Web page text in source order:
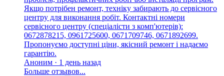
Якщо потрібен ремонт, техніку забирають до сервісного
центру для виконання робіт. Контактні номери
сервісного центру (спеціалісти з комп'ютерів):
0672878215, 0961725600, 0671709746, 0671892699.
Пропонуємо доступні ціни, якісний ремонт і надаємо
гарантію.
Аноним · 1 день назад
Больше отзывов...